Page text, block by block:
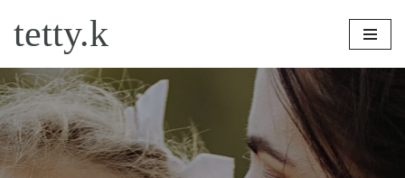
Zum
Inhalt
springen
tetty.k